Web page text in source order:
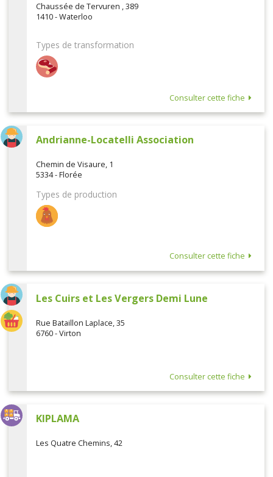
Chaussée de Tervuren , 389
1410 - Waterloo
Types de transformation
Consulter cette fiche
Andrianne-Locatelli Association
Chemin de Visaure, 1
5334 - Florée
Types de production
Consulter cette fiche
Les Cuirs et Les Vergers Demi Lune
Rue Bataillon Laplace, 35
6760 - Virton
Consulter cette fiche
KIPLAMA
Les Quatre Chemins, 42